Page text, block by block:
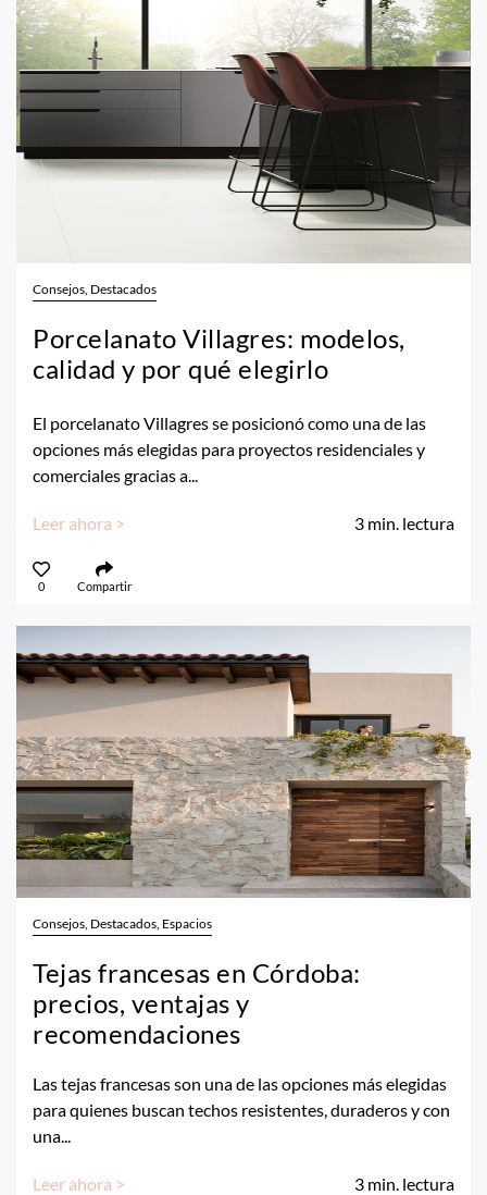
Consejos, Destacados
Porcelanato Villagres: modelos,
calidad y por qué elegirlo
El porcelanato Villagres se posicionó como una de las
opciones más elegidas para proyectos residenciales y
comerciales gracias a...
Leer ahora > 3 min. lectura
0 Compartir
Consejos, Destacados, Espacios
Tejas francesas en Córdoba:
precios, ventajas y
recomendaciones
Las tejas francesas son una de las opciones más elegidas
para quienes buscan techos resistentes, duraderos y con
una...
Leer ahora > 3 min. lectura